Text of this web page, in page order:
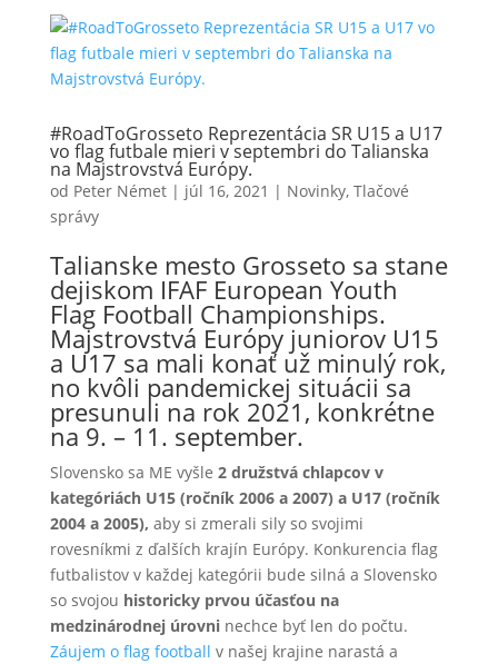
#RoadToGrosseto Reprezentácia SR U15 a U17
vo flag futbale mieri v septembri do Talianska
na Majstrovstvá Európy.
od Peter Német| júl 16, 2021 | Novinky, Tlačové
správy
Talianske mesto Grosseto sa stane
dejiskom IFAF European Youth
Flag Football Championships.
Majstrovstvá Európy juniorov U15
a U17 sa mali konať už minulý rok,
no kvôli pandemickej situácii sa
presunuli na rok 2021, konkrétne
na 9. – 11. september.
Slovensko sa ME vyšle 2 družstvá chlapcov v
kategóriách U15 (ročník 2006 a 2007) a U17 (ročník
2004 a 2005), aby si zmerali sily so svojimi
rovesníkmi z ďalších krajín Európy. Konkurencia flag
futbalistov v každej kategórii bude silná a Slovensko
so svojou historicky prvou účasťou na
medzinárodnej úrovni nechce byť len do počtu.
Záujem o flag football v našej krajine narastá a